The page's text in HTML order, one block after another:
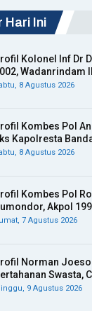
Hari Ini
Kolonel Inf Dr
Wadanrindam
8 Agustus 2026
Kombes Pol
Kapolresta
8 Agustus 2026
Kombes Pol
Akpol
7 Agustus 2026
Norman
Swasta,
9 Agustus 2026